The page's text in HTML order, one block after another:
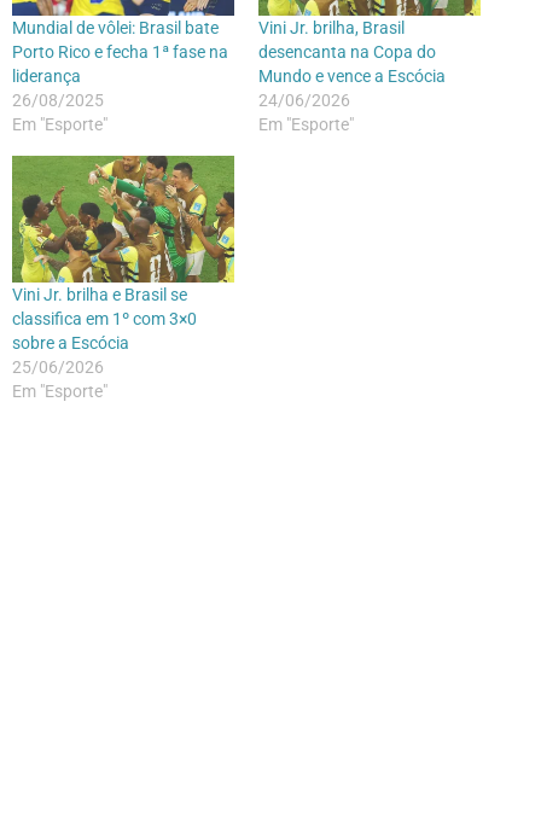
Mundial de vôlei: Brasil bate
Porto Rico e fecha 1ª fase na
liderança
26/08/2025
Em "Esporte"
Vini Jr. brilha, Brasil
desencanta na Copa do
Mundo e vence a Escócia
24/06/2026
Em "Esporte"
Vini Jr. brilha e Brasil se
classifica em 1º com 3×0
sobre a Escócia
25/06/2026
Em "Esporte"